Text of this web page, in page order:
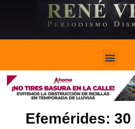
Efemérides: